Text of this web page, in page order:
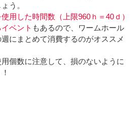
う。
用した時間数（上限960ｈ＝40ｄ）
ベント もあるので、ワームホール
にまとめて消費するのがオススメ
個数に注意して、損のないように